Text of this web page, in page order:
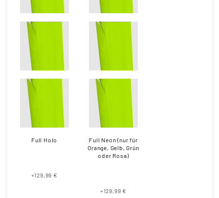
Full Holo
+129,99 €
Full Neon (nur für
Orange, Gelb, Grün
oder Rosa)
+129,99 €